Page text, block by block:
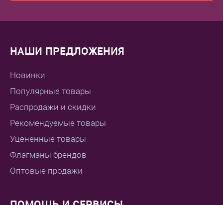
НАШИ ПРЕДЛОЖЕНИЯ
Новинки
Популярные товары
Распродажи и скидки
Рекомендуемые товары
Уцененные товары
Флагманы брендов
Оптовые продажи